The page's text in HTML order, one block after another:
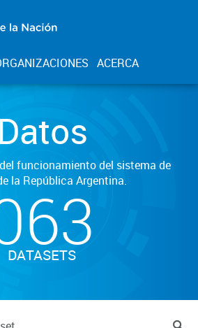
ACERCA
Datos
funcionamiento del sistema de
la República Argentina.
DATASETS